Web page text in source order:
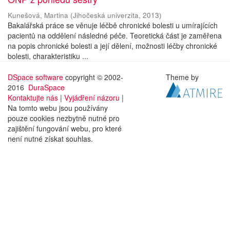
Kunešová, Martina (Jihočeská univerzita, 2013)
Bakalářská práce se věnuje léčbě chronické bolesti u umírajících
pacientů na oddělení následné péče. Teoretická část je zaměřena
na popis chronické bolesti a její dělení, možnosti léčby chronické
bolesti, charakteristiku ...
DSpace software copyright © 2002-
2016 DuraSpace
Kontaktujte nás | Vyjádření názoru |
Na tomto webu jsou používány
pouze cookies nezbytně nutné pro
zajištění fungování webu, pro které
není nutné získat souhlas.
Theme by